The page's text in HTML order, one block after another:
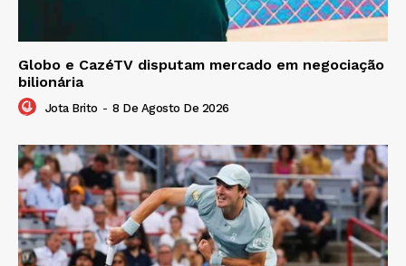
Globo e CazéTV disputam mercado em negociação
bilionária
Jota Brito - 8 De Agosto De 2026